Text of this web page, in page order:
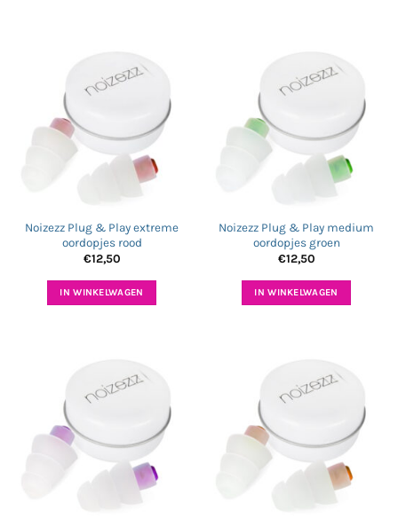
Noizezz Plug & Play extreme
oordopjes rood
€12,50
IN WINKELWAGEN
Noizezz Plug & Play medium
oordopjes groen
€12,50
IN WINKELWAGEN